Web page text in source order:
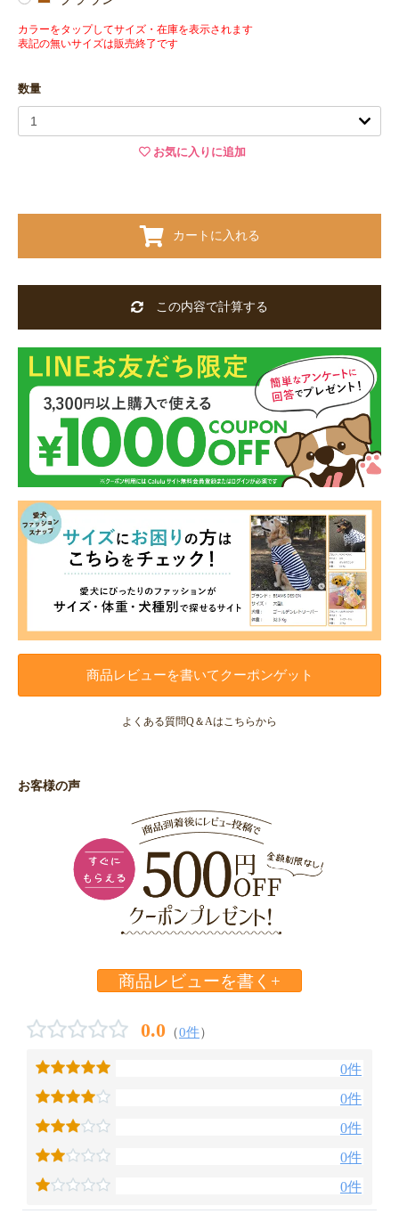
カラーをタップしてサイズ・在庫を表示されます
表記の無いサイズは販売終了です
数量
お気に入りに追加
カートに入れる
この内容で計算する
商品レビューを書いてクーポンゲット
よくある質問Q＆Aはこちらから
お客様の声
商品レビューを書く+
0.0 （0件）
0件
0件
0件
0件
0件